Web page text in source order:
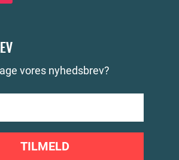
vores nyhedsbrev?
TILMELD